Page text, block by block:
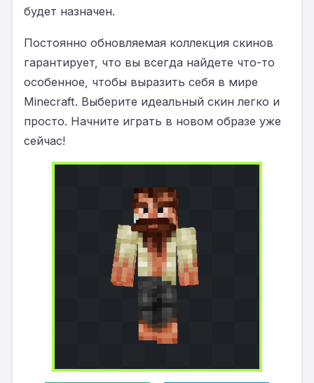
будет назначен.
Постоянно обновляемая коллекция скинов
гарантирует, что вы всегда найдете что-то
особенное, чтобы выразить себя в мире
Minecraft. Выберите идеальный скин легко и
просто. Начните играть в новом образе уже
сейчас!